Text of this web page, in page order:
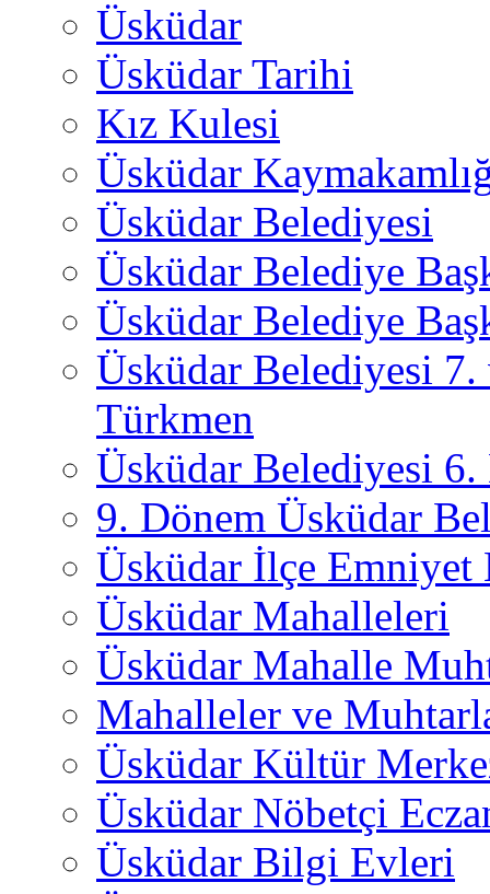
Üsküdar
Üsküdar Tarihi
Kız Kulesi
Üsküdar
Üsküdar Belediyesi
Üsküdar Belediye
Üsküdar Belediye
Üsküdar Belediyesi
Türkmen
Üsküdar Belediyesi 6.
9. Dönem Üsküdar
Üsküdar İlçe
Üsküdar Mahalleleri
Üsküdar Mahalle
Mahalleler ve
Üsküdar Kültür
Üsküdar Nöbetçi
Üsküdar Bilgi Evleri